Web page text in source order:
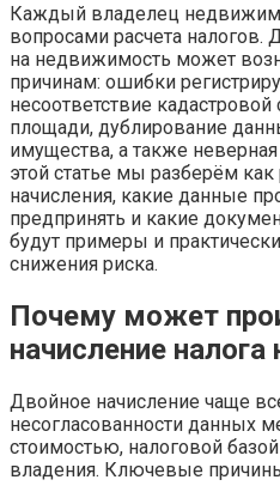
Каждый владелец
вопросами расчета налогов.
на недвижимость может
причинам: ошибки
несоответствие
площади, дублирование
имущества, а также
этой статье мы разберём
начисления, какие данные
предпринять и какие
будут примеры и
снижения риска.
Почему может
начисление
Двойное начисление чаще
несогласованности данных
стоимостью, налоговой
владения. Ключевые